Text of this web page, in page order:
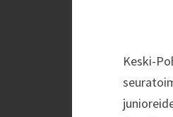
Keski-